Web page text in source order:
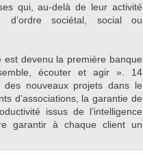
qui, au-delà de leur activité
d’ordre sociétal, social ou
devenu la première banque
écouter et agir ». 14
nouveaux projets dans le
d’associations, la garantie de
issus de l’intelligence
garantir à chaque client un